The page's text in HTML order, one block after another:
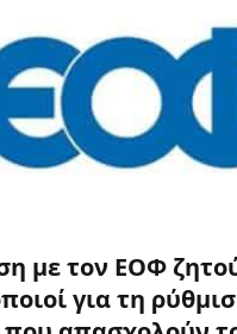
με τον ΕΟΦ
για τη